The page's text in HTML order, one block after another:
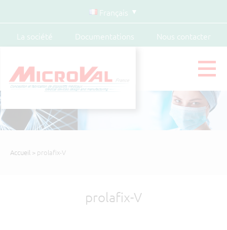
Français
La société Documentations Nous contacter
Accueil > prolafix-V
prolafix-V